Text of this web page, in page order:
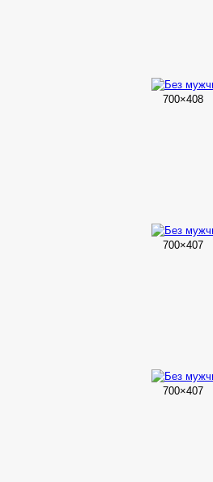
700×408
700×407
700×407